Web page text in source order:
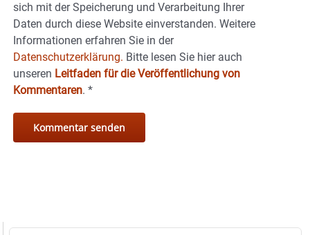
sich mit der Speicherung und Verarbeitung Ihrer
Daten durch diese Website einverstanden. Weitere
Informationen erfahren Sie in der
Datenschutzerklärung. Bitte lesen Sie hier auch
unseren Leitfaden für die Veröffentlichung von
Kommentaren. *